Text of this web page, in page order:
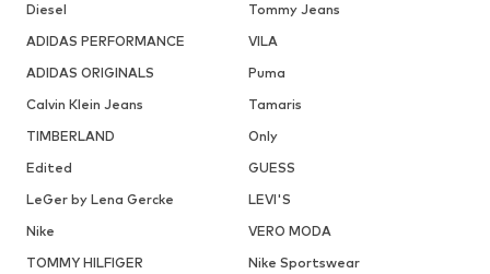
Diesel
Tommy Jeans
ADIDAS PERFORMANCE
VILA
ADIDAS ORIGINALS
Puma
Calvin Klein Jeans
Tamaris
TIMBERLAND
Only
Edited
GUESS
LeGer by Lena Gercke
LEVI'S
Nike
VERO MODA
TOMMY HILFIGER
Nike Sportswear